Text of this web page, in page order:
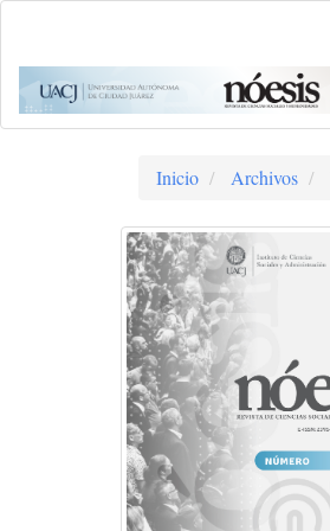
Contenido
principal
Barra
Inicio Archivos